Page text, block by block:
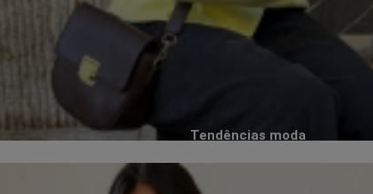
Tendências moda